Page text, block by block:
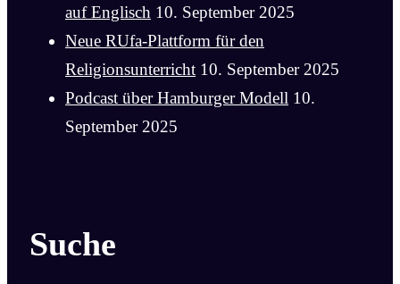
auf Englisch 10. September 2025
Neue RUfa-Plattform für den
Religionsunterricht 10. September 2025
Podcast über Hamburger Modell 10.
September 2025
Suche